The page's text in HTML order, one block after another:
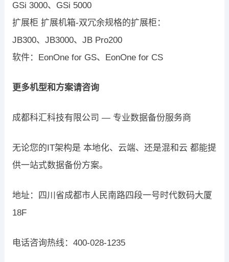
GSi 3000、GSi 5000
扩展柜 扩展机箱-双冗余规格的扩展柜：
JB300、JB3000、JB Pro200
软件：EonOne for GS、EonOne for CS
更多机型和方案请咨询
成都科汇科技有限公司 — 专业数据备份服务商
无论您的IT架构是 本地化、云端、还是混和云 都能提
供一站式数据备份方案。
地址：四川省成都市人民南路四段一号时代数码大厦
18F
电话咨询热线：400-028-1235